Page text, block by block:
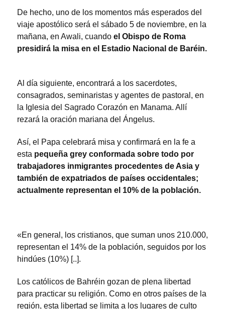
De hecho, uno de los momentos más esperados del
viaje apostólico será el sábado 5 de noviembre, en la
mañana, en Awali, cuando el Obispo de Roma
presidirá la misa en el Estadio Nacional de Baréin.
Al día siguiente, encontrará a los sacerdotes,
consagrados, seminaristas y agentes de pastoral, en
la Iglesia del Sagrado Corazón en Manama. Allí
rezará la oración mariana del Ángelus.
Así, el Papa celebrará misa y confirmará en la fe a
esta pequeña grey conformada sobre todo por
trabajadores inmigrantes procedentes de Asia y
también de expatriados de países occidentales;
actualmente representan el 10% de la población.
«En general, los cristianos, que suman unos 210.000,
representan el 14% de la población, seguidos por los
hindúes (10%) [..].
Los católicos de Bahréin gozan de plena libertad
para practicar su religión. Como en otros países de la
región, esta libertad se limita a los lugares de culto